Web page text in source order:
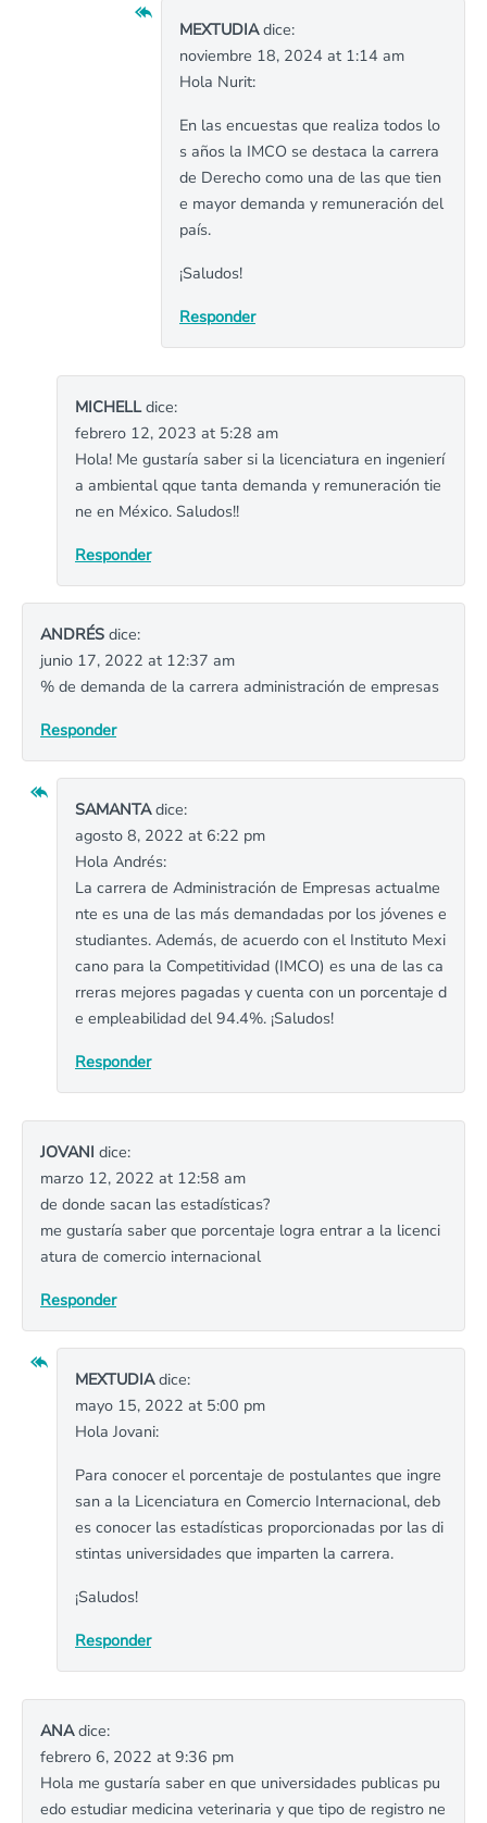
MEXTUDIAdice:
noviembre 18, 2024 at 1:14 am
Hola Nurit:
En las encuestas que realiza todos lo
s años la IMCO se destaca la carrera
de Derecho como una de las que tien
e mayor demanda y remuneración del
país.
¡Saludos!
Responder
MICHELLdice:
febrero 12, 2023 at 5:28 am
Hola! Me gustaría saber si la licenciatura en ingenierí
a ambiental qque tanta demanda y remuneración tie
ne en México. Saludos!!
Responder
ANDRÉS dice:
junio 17, 2022 at 12:37 am
% de demanda de la carrera administración de empresas
Responder
SAMANTAdice:
agosto 8, 2022 at 6:22 pm
Hola Andrés:
La carrera de Administración de Empresas actualme
nte es una de las más demandadas por los jóvenes e
studiantes. Además, de acuerdo con el Instituto Mexi
cano para la Competitividad (IMCO) es una de las ca
rreras mejores pagadas y cuenta con un porcentaje d
e empleabilidad del 94.4%. ¡Saludos!
Responder
JOVANI dice:
marzo 12, 2022 at 12:58 am
de donde sacan las estadísticas?
me gustaría saber que porcentaje logra entrar a la licenci
atura de comercio internacional
Responder
MEXTUDIAdice:
mayo 15, 2022 at 5:00 pm
Hola Jovani:
Para conocer el porcentaje de postulantes que ingre
san a la Licenciatura en Comercio Internacional, deb
es conocer las estadísticas proporcionadas por las di
stintas universidades que imparten la carrera.
¡Saludos!
Responder
ANAdice:
febrero 6, 2022 at 9:36 pm
Hola me gustaría saber en que universidades publicas pu
edo estudiar medicina veterinaria y que tipo de registro ne